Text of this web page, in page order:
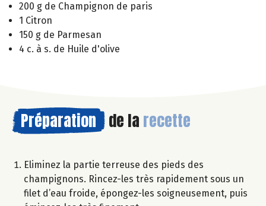
200 g de Champignon de paris
1 Citron
150 g de Parmesan
4 c. à s. de Huile d'olive
Préparation de la recette
Eliminez la partie terreuse des pieds des
champignons. Rincez-les très rapidement sous un
filet d’eau froide, épongez-les soigneusement, puis